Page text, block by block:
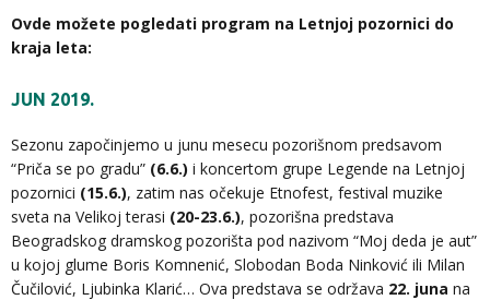
Ovde možete pogledati program na Letnjoj pozornici do
kraja leta:
JUN 2019.
Sezonu započinjemo u junu mesecu pozorišnom predsavom
“Priča se po gradu” (6.6.) i koncertom grupe Legende na Letnjoj
pozornici (15.6.), zatim nas očekuje Etnofest, festival muzike
sveta na Velikoj terasi (20-23.6.), pozorišna predstava
Beogradskog dramskog pozorišta pod nazivom “Moj deda je aut”
u kojoj glume Boris Komnenić, Slobodan Boda Ninković ili Milan
Čučilović, Ljubinka Klarić… Ova predstava se održava 22. juna na